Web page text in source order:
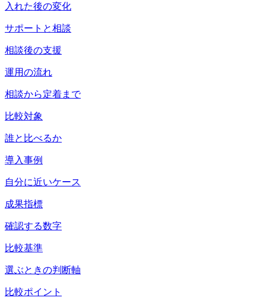
入れた後の変化
サポートと相談
相談後の支援
運用の流れ
相談から定着まで
比較対象
誰と比べるか
導入事例
自分に近いケース
成果指標
確認する数字
比較基準
選ぶときの判断軸
比較ポイント